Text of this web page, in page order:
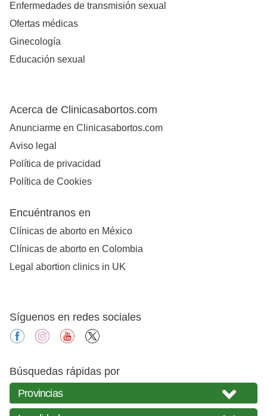
Enfermedades de transmisión sexual
Ofertas médicas
Ginecología
Educación sexual
Acerca de Clinicasabortos.com
Anunciarme en Clinicasabortos.com
Aviso legal
Política de privacidad
Política de Cookies
Encuéntranos en
Clínicas de aborto en México
Clínicas de aborto en Colombia
Legal abortion clinics in UK
Síguenos en redes sociales
facebookinstagramyoutube
Búsquedas rápidas por